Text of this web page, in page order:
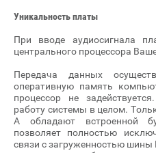
Уникальность платы
При вводе аудиосигнала
центрального процессора
Передача данных
оперативную память
процессор не
работу системы в целом.
А обладают встроенной
позволяет полностью
связи с загруженностью шины